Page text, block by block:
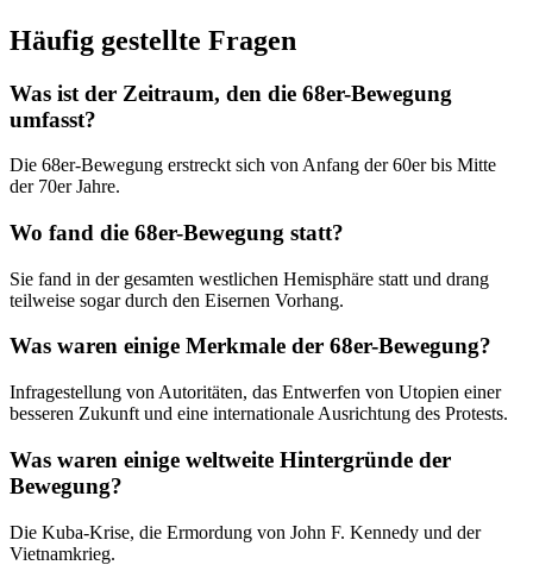
Häufig gestellte Fragen
Was ist der Zeitraum, den die 68er-Bewegung
umfasst?
Die 68er-Bewegung erstreckt sich von Anfang der 60er bis Mitte
der 70er Jahre.
Wo fand die 68er-Bewegung statt?
Sie fand in der gesamten westlichen Hemisphäre statt und drang
teilweise sogar durch den Eisernen Vorhang.
Was waren einige Merkmale der 68er-Bewegung?
Infragestellung von Autoritäten, das Entwerfen von Utopien einer
besseren Zukunft und eine internationale Ausrichtung des Protests.
Was waren einige weltweite Hintergründe der
Bewegung?
Die Kuba-Krise, die Ermordung von John F. Kennedy und der
Vietnamkrieg.